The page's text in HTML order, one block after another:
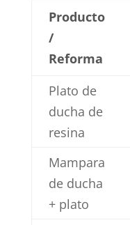
Producto
/
Reforma
Plato de
ducha de
resina
Mampara
de ducha
+ plato